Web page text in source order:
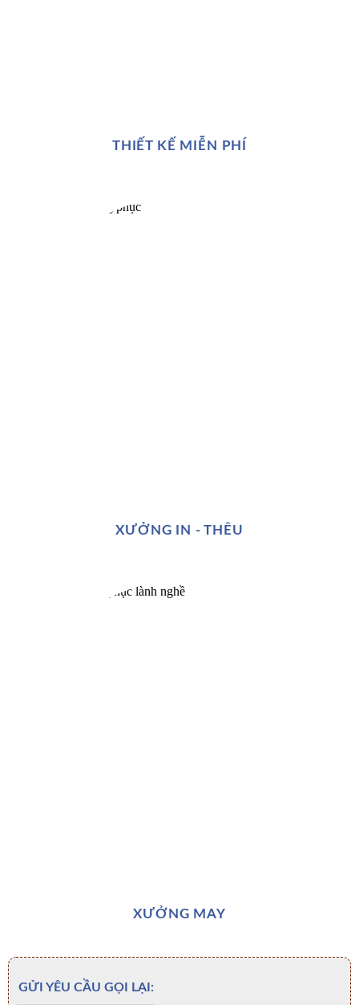
THIẾT KẾ MIỄN PHÍ
XƯỞNG IN - THÊU
XƯỞNG MAY
GỬI YÊU CẦU GỌI LẠI: